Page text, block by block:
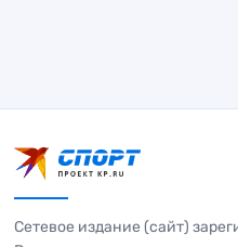
Сетевое издание (сайт)